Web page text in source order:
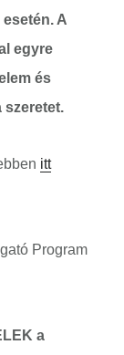
A
egyre
és
szeretet.
itt
Program
a